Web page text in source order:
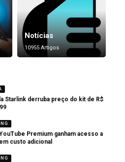
Notícias
10955 Artigos
Starlink derruba preço do kit de R$
Premium ganham acesso a
custo adicional